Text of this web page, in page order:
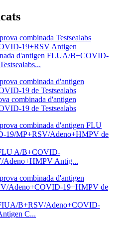
d'antigen FLUA/B+COVID-
combinada d'antigen
19 de Testsealabs
A/B+COVID-
Adeno+HMPV Antig...
B+RSV/Adeno+COVID-
C...